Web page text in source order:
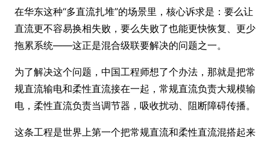
在华东这种“多直流扎堆”的场景里，核心诉求是：要么让
直流更不容易换相失败，要么失败了也能更快恢复、更少
拖累系统——这正是混合级联要解决的问题之一。
为了解决这个问题，中国工程师想了个办法，那就是把常
规直流输电和柔性直流接在一起，常规直流负责大规模输
电，柔性直流负责当调节器，吸收扰动、阻断障碍传播。
这条工程是世界上第一个把常规直流和柔性直流混搭起来